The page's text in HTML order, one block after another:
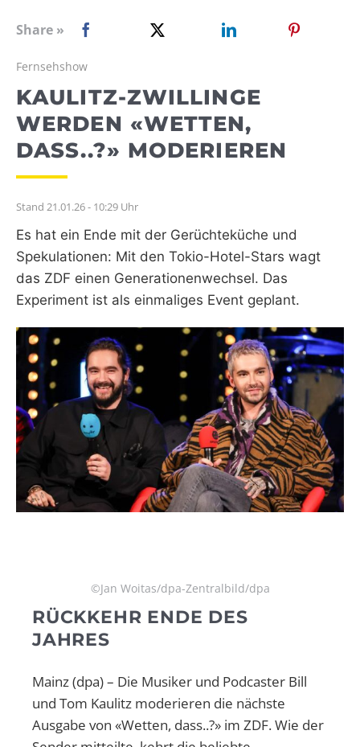
WEBRADIO
Share »
Fernsehshow
KAULITZ-ZWILLINGE
WERDEN «WETTEN,
DASS..?» MODERIEREN
Stand 21.01.26 - 10:29 Uhr
Es hat ein Ende mit der Gerüchteküche und
Spekulationen: Mit den Tokio-Hotel-Stars wagt
das ZDF einen Generationenwechsel. Das
Experiment ist als einmaliges Event geplant.
©Jan Woitas/dpa-Zentralbild/dpa
RÜCKKEHR ENDE DES
JAHRES
Mainz (dpa) – Die Musiker und Podcaster Bill
und Tom Kaulitz moderieren die nächste
Ausgabe von «Wetten, dass..?» im ZDF. Wie der